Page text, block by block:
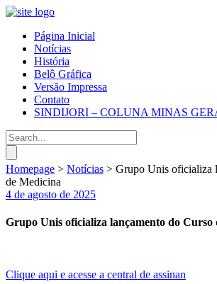
Página Inicial
Notícias
História
Belô Gráfica
Versão Impressa
Contato
SINDIJORI – COLUNA MINAS
Homepage > Notícias > Grupo Unis oficializa
de Medicina
4 de agosto de 2025
Grupo Unis oficializa lançamento do Curso
Clique aqui e acesse a central de assinan